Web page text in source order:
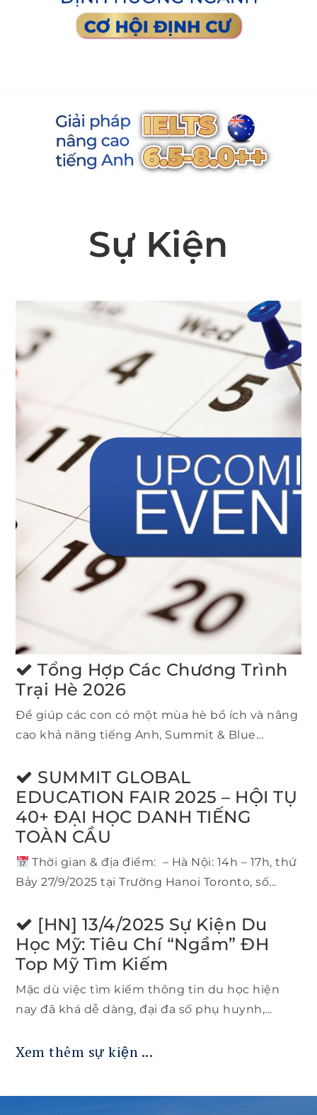
Sự Kiện
Tổng Hợp Các Chương Trình
Trại Hè 2026
Để giúp các con có một mùa hè bổ ích và nâng
cao khả năng tiếng Anh, Summit & Blue...
SUMMIT GLOBAL
EDUCATION FAIR 2025 – HỘI TỤ
40+ ĐẠI HỌC DANH TIẾNG
TOÀN CẦU
Thời gian & địa điểm: – Hà Nội: 14h – 17h, thứ
Bảy 27/9/2025 tại Trường Hanoi Toronto, số...
[HN] 13/4/2025 Sự Kiện Du
Học Mỹ: Tiêu Chí “ngầm” ĐH
Top Mỹ Tìm Kiếm
Mặc dù việc tìm kiếm thông tin du học hiện
nay đã khá dễ dàng, đại đa số phụ huynh,...
Xem thêm sự kiện